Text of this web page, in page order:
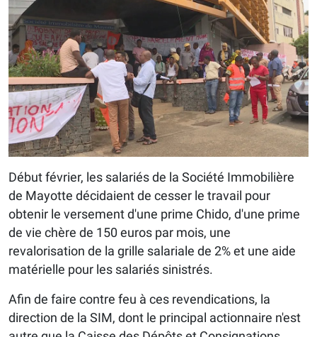
Début février, les salariés de la Société Immobilière
de Mayotte décidaient de cesser le travail pour
obtenir le versement d'une prime Chido, d'une prime
de vie chère de 150 euros par mois, une
revalorisation de la grille salariale de 2% et une aide
matérielle pour les salariés sinistrés.
Afin de faire contre feu à ces revendications, la
direction de la SIM, dont le principal actionnaire n'est